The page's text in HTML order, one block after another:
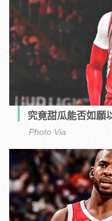
究竟甜瓜能否如願
Photo Via